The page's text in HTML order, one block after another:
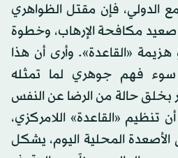
الدولي، فإن مقتل الظواهري
صعيد مكافحة الإرهاب، وخطوة
«القاعدة». وأرى أن هذا
فهم جوهري لما تمثله
بخلق حالة من الرضا عن النفس
«القاعدة» اللامركزي،
الأصعدة المحلية اليوم، يشكل